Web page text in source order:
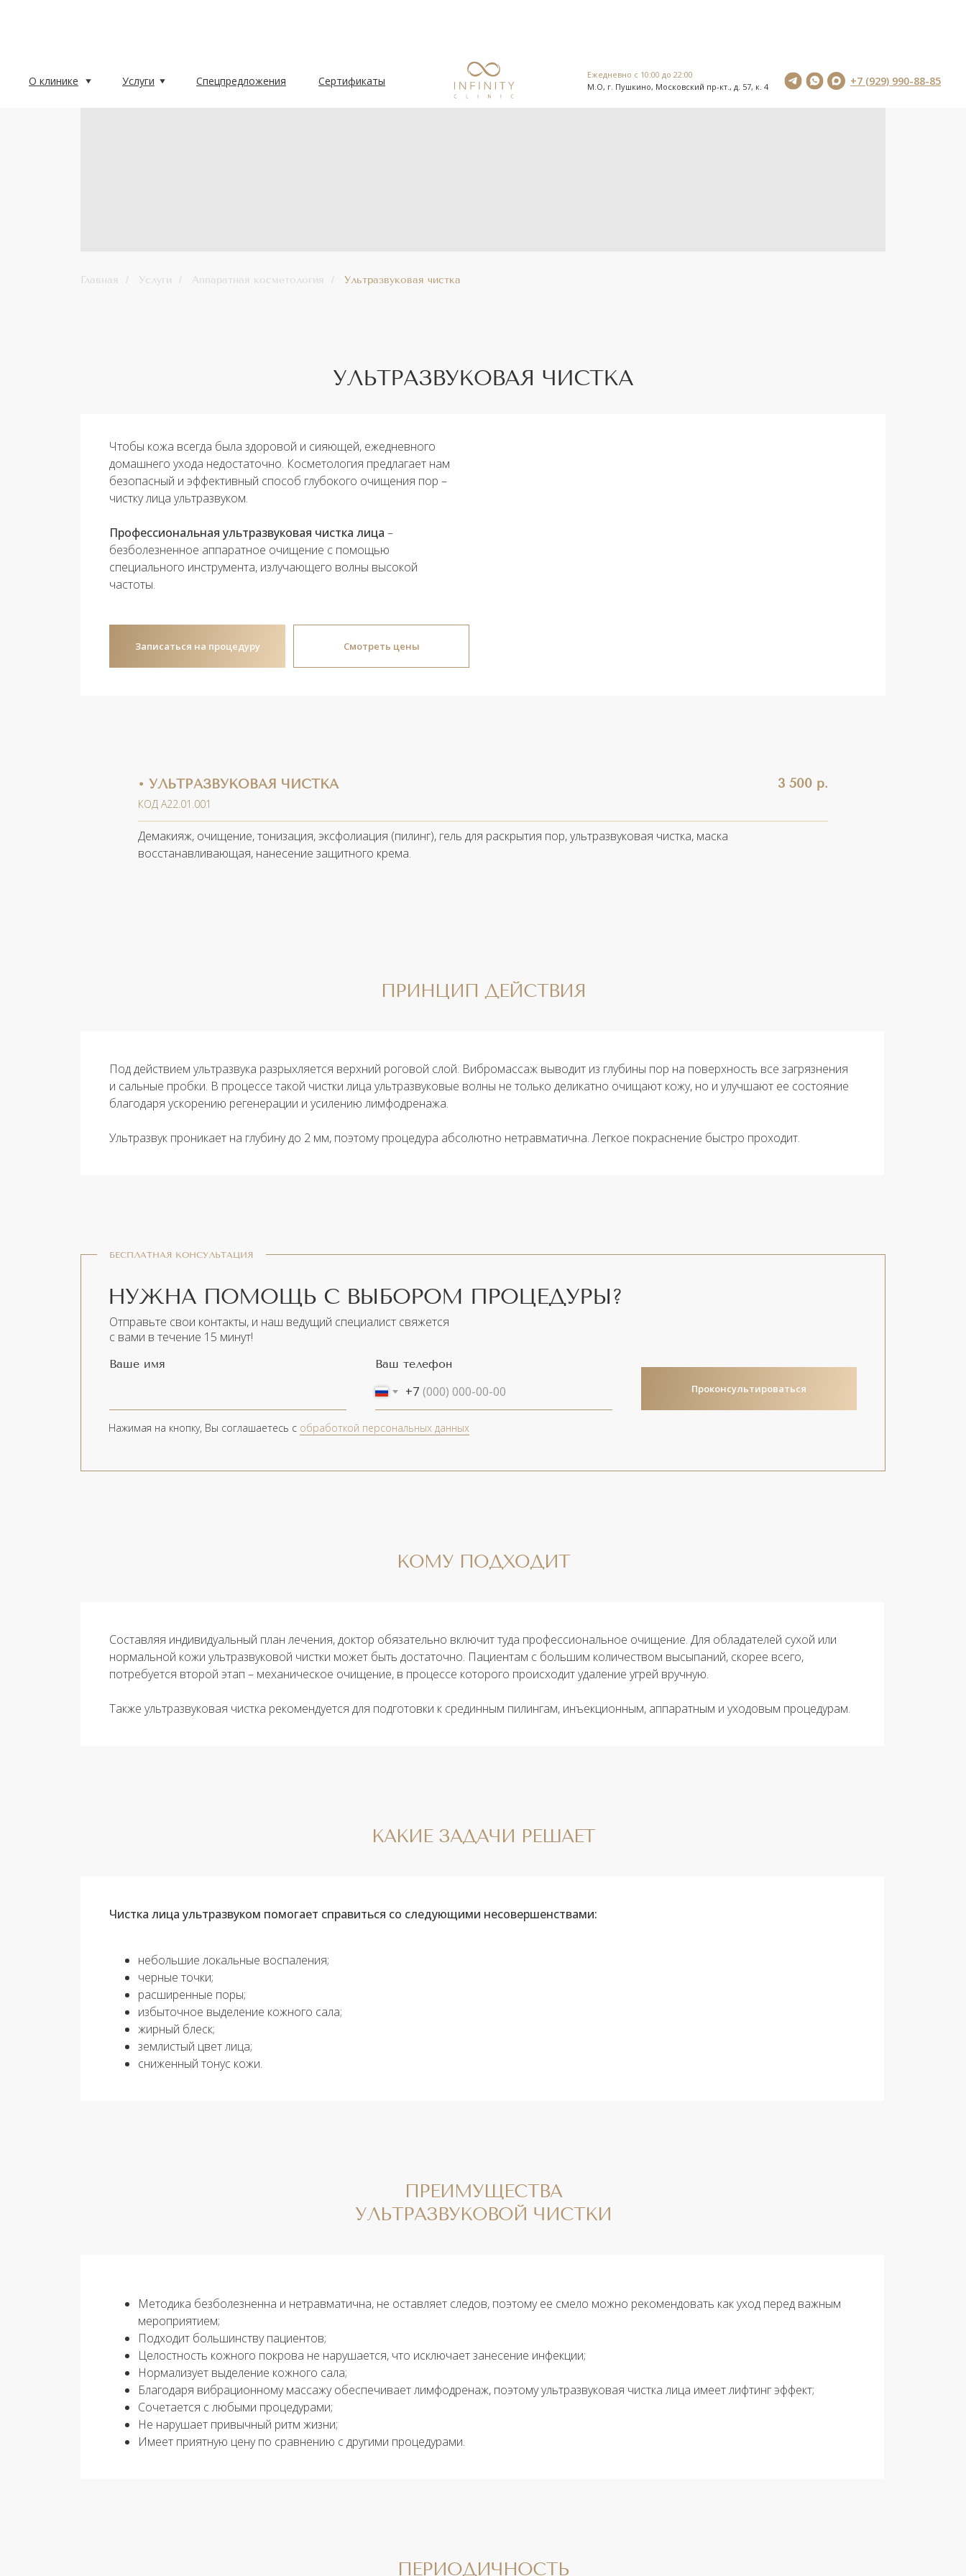
М.О, г. Пушкино, Московский пр-кт., д. 57, к. 4
Ежедневно с 10:00 до 22:00
Сертификаты
Спецпредложения +7 (929) 990-88-85
Услуги
О клинике
Главная / Услуги / Аппаратная косметология / Ультразвуковая чистка
УЛЬТРАЗВУКОВАЯ ЧИСТКА
Смотреть цены
Записаться на процедуру
Чтобы кожа всегда была здоровой и сияющей, ежедневного
домашнего ухода недостаточно. Косметология предлагает нам
безопасный и эффективный способ глубокого очищения пор –
чистку лица ультразвуком.
Профессиональная ультразвуковая чистка лица –
безболезненное аппаратное очищение с помощью
специального инструмента, излучающего волны высокой
частоты.
• УЛЬТРАЗВУКОВАЯ ЧИСТКА
КОД А22.01.001
3 500 р.
Демакияж, очищение, тонизация, эксфолиация (пилинг), гель для раскрытия пор, ультразвуковая чистка, маска
восстанавливающая, нанесение защитного крема.
ПРИНЦИП ДЕЙСТВИЯ
Под действием ультразвука разрыхляется верхний роговой слой. Вибромассаж выводит из глубины пор на поверхность все загрязнения
и сальные пробки. В процессе такой чистки лица ультразвуковые волны не только деликатно очищают кожу, но и улучшают ее состояние
благодаря ускорению регенерации и усилению лимфодренажа.
Ультразвук проникает на глубину до 2 мм, поэтому процедура абсолютно нетравматична. Легкое покраснение быстро проходит.
Нажимая на кнопку, Вы соглашаетесь с обработкой персональных данных
Ваше имя Ваш телефон
+7 Проконсультироваться
Отправьте свои контакты, и наш ведущий специалист свяжется
с вами в течение 15 минут!
НУЖНА ПОМОЩЬ С ВЫБОРОМ ПРОЦЕДУРЫ?
БЕСПЛАТНАЯ КОНСУЛЬТАЦИЯ
КОМУ ПОДХОДИТ
Составляя индивидуальный план лечения, доктор обязательно включит туда профессиональное очищение. Для обладателей сухой или
нормальной кожи ультразвуковой чистки может быть достаточно. Пациентам с большим количеством высыпаний, скорее всего,
потребуется второй этап – механическое очищение, в процессе которого происходит удаление угрей вручную.
Также ультразвуковая чистка рекомендуется для подготовки к срединным пилингам, инъекционным, аппаратным и уходовым процедурам.
КАКИЕ ЗАДАЧИ РЕШАЕТ
Чистка лица ультразвуком помогает справиться со следующими несовершенствами:
небольшие локальные воспаления;
черные точки;
расширенные поры;
избыточное выделение кожного сала;
жирный блеск;
землистый цвет лица;
сниженный тонус кожи.
ПРЕИМУЩЕСТВА
УЛЬТРАЗВУКОВОЙ ЧИСТКИ
Методика безболезненна и нетравматична, не оставляет следов, поэтому ее смело можно рекомендовать как уход перед важным
мероприятием;
Подходит большинству пациентов;
Целостность кожного покрова не нарушается, что исключает занесение инфекции;
Нормализует выделение кожного сала;
Благодаря вибрационному массажу обеспечивает лимфодренаж, поэтому ультразвуковая чистка лица имеет лифтинг эффект;
Сочетается с любыми процедурами;
Не нарушает привычный ритм жизни;
Имеет приятную цену по сравнению с другими процедурами.
ПЕРИОДИЧНОСТЬ